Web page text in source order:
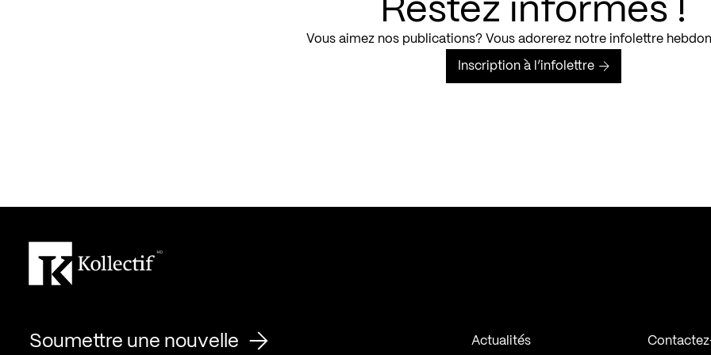
Restez informés !
Vous aimez nos publications? Vous adorerez notre infolettre
Inscription à l’infolettre
Soumettre une nouvelle Actualités